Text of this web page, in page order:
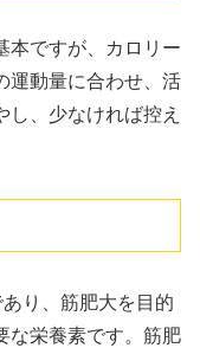
本ですが、カロリー
運動量に合わせ、活
、少なければ控え
り、筋肥大を目的
な栄養素です。筋肥